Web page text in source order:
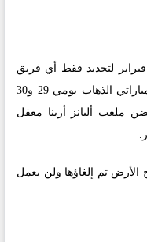
قرعة خاصة لنصف النهائي يوم 21 فبراير لتحديد فقط أي فريق
سيخوض لقاء الذهاب على أرضه، وتقام مباراتي الذهاب يومي 29 و30
مايو/آيار، ويحتضن ملعب أليانز أرينا معقل
تم إلغاؤها ولن يعمل